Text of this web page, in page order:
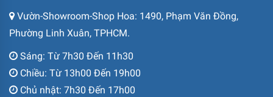
Vườn-Showroom-Shop Hoa: 1490, Phạm Văn Đồng,
Phường Linh Xuân, TPHCM.
Sáng: Từ 7h30 Đến 11h30
Chiều: Từ 13h00 Đến 19h00
Chủ nhật: 7h30 Đến 17h00